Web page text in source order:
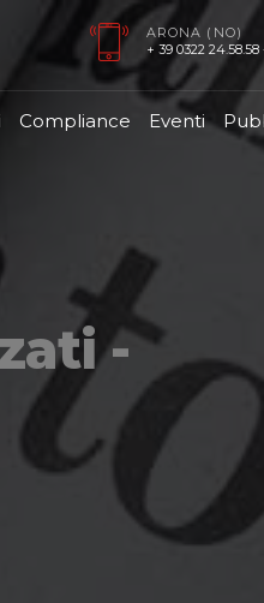
ARONA (NO)
+ 39 0322
Compliance Eventi
-